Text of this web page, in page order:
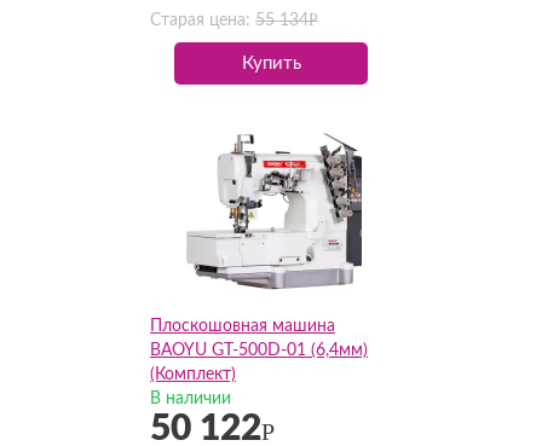
Старая цена: 55 134Р
Купить
Плоскошовная машина
BAOYU GT-500D-01 (6,4мм)
(Комплект)
В наличии
50 122Р